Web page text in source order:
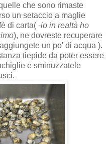
che sono rimaste
un setaccio a maglie
di carta( -io in realtà ho
), ne dovreste recuperare
un po' di acqua ).
tiepide da poter essere
e sminuzzatele